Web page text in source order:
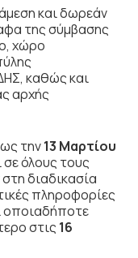
και δωρεάν
της σύμβασης
χώρο
καθώς και
αρχής
την13 Μαρτίου
όλους τους
διαδικασία
πληροφορίες
οποιαδήποτε
στις 16